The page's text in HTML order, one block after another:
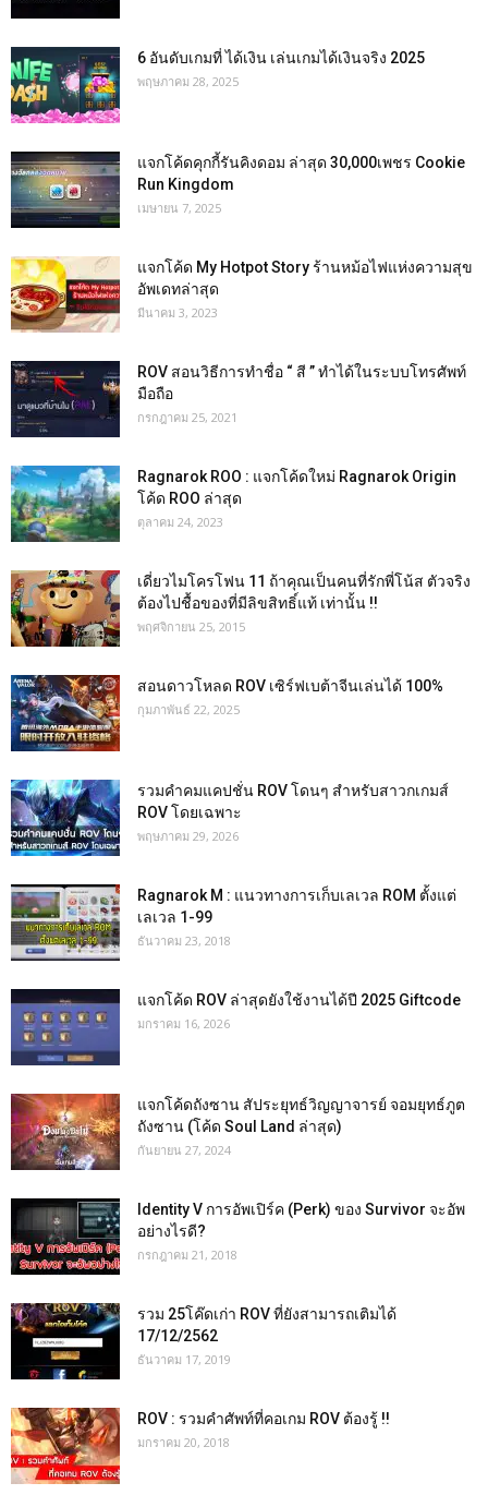
6 อันดับเกมที่ ได้เงิน เล่นเกมได้เงินจริง 2025
พฤษภาคม 28, 2025
แจกโค้ดคุกกี้รันคิงดอม ล่าสุด 30,000เพชร Cookie
Run Kingdom
เมษายน 7, 2025
แจกโค้ด My Hotpot Story ร้านหม้อไฟแห่งความสุข
อัพเดทล่าสุด
มีนาคม 3, 2023
ROV สอนวิธีการทำชื่อ “ สี ” ทำได้ในระบบโทรศัพท์
มือถือ
กรกฎาคม 25, 2021
Ragnarok ROO : แจกโค้ดใหม่ Ragnarok Origin
โค้ด ROO ล่าสุด
ตุลาคม 24, 2023
เดี่ยวไมโครโฟน 11 ถ้าคุณเป็นคนที่รักพี่โน้ส ตัวจริง
ต้องไปชื้อของที่มีลิขสิทธิ์แท้ เท่านั้น !!
พฤศจิกายน 25, 2015
สอนดาวโหลด ROV เซิร์ฟเบต้าจีนเล่นได้ 100%
กุมภาพันธ์ 22, 2025
รวมคำคมแคปชั่น ROV โดนๆ สำหรับสาวกเกมส์
ROV โดยเฉพาะ
พฤษภาคม 29, 2026
Ragnarok M : แนวทางการเก็บเลเวล ROM ตั้งแต่
เลเวล 1-99
ธันวาคม 23, 2018
แจกโค้ด ROV ล่าสุดยังใช้งานได้ปี 2025 Giftcode
มกราคม 16, 2026
แจกโค้ดถังซาน สัประยุทธ์วิญญาจารย์ จอมยุทธ์ภูต
ถังซาน (โค้ด Soul Land ล่าสุด)
กันยายน 27, 2024
Identity V การอัพเปิร์ค (Perk) ของ Survivor จะอัพ
อย่างไรดี?
กรกฎาคม 21, 2018
รวม 25โค๊ดเก่า ROV ที่ยังสามารถเติมได้
17/12/2562
ธันวาคม 17, 2019
ROV : รวมคำศัพท์ที่คอเกม ROV ต้องรู้ !!
มกราคม 20, 2018